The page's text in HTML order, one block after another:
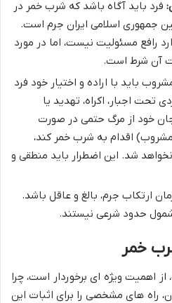
فرد باید آگاه باشد که شرب خمر در
جمهوری اسلامی ایران جرم است.
رافع مسئولیت نیست، اما در مورد
آن شرط است.
باید با اراده و اختیار خود فرد
تحت اجبار، اکراه، تهدید یا
خود از مرگ حتمی در صورت
اقدام به شرب خمر کند،
شد. این اضطرار باید منطقی و
ارتکاب جرم، بالغ و عاقل باشد.
حدود شرعی نیستند.
خمر
اهمیت ویژه ای برخوردار است، چرا
راه های مشخصی را برای اثبات این